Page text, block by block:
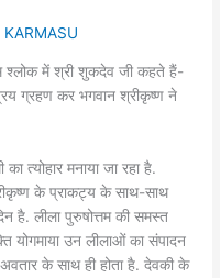
KARMASU
श्लोक में श्री शुकदेव जी कहते हैं-
ग्रहण कर भगवान श्रीकृष्ण ने
त्योहार मनाया जा रहा है.
के प्राकट्य के साथ-साथ
है. लीला पुरुषोत्तम की समस्त
योगमाया उन लीलाओं का संपादन
के साथ ही होता है. देवकी के